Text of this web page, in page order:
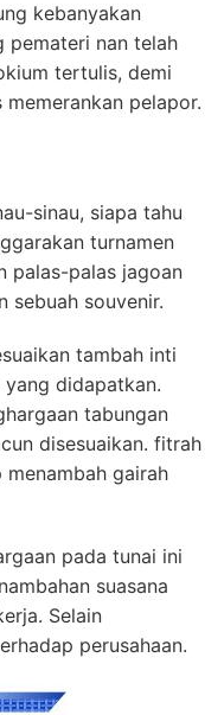
kebanyakan
pemateri nan telah
tertulis, demi
pelapor.
sinau, siapa tahu
turnamen
palas-palas jagoan
sebuah souvenir.
tambah inti
didapatkan.
tabungan
disesuaikan. fitrah
menambah gairah
pada tunai ini
suasana
Selain
perusahaan.